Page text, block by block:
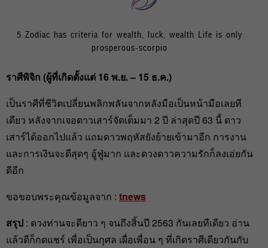
5 Zodiac has criteria for wealth, luck, wealth Life is only
prosperous-scorpio
ราศีพิจิก (ผู้ที่เกิดตั้งแต่ 16 พ.ย. – 15 ธ.ค.)
เป็นราศีที่ชีวิตเปลี่ยนพลิกพลันจากหลังมือเป็นหน้ามือเลยที
เดียว หลังจากเจอดาวเสาร์จัดเต็มมา 2 ปี ล่าสุดปี 63 นี้ ดาว
เสาร์ได้ออกไปแล้ว แถมดาวพฤหัสยังย้ายเข้ามาอีก การงาน
และการเงินจะดีสุดๆ อู้ฟู่มาก และดวงดาวความรักก็ลงเอ่ยกัน
ดีอีก
ขอขอบพระคุณข้อมูลจาก : tnews
สรุป : ดวงท่านจะดียาว ๆ จนถึงสิ้นปี 2563 กันเลยทีเดียว อ่าน
แล้วดีก็กดแชร์ เพื่อเป็นกุศล เผื่อเพื่อน ๆ ที่เกิดราศีเดียวกันกับ